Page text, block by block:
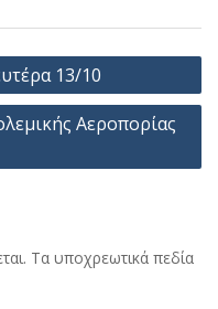
13/10
Αεροπορίας
Τα υποχρεωτικά πεδία